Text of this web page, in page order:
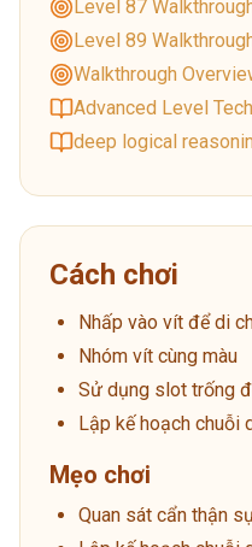
Level 87
Level 89
Walkthrough
Advanced Level
deep logical
Cách chơi
Nhấp vào vít để di
Nhóm vít cùng màu
Sử dụng slot trống
Lập kế hoạch chuỗi
Mẹo chơi
Quan sát cẩn thận